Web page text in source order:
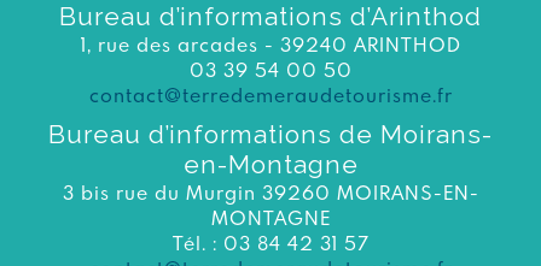
Bureau d’informations d’Arinthod
1, rue des arcades - 39240 ARINTHOD
03 39 54 00 50
contact@terredemeraudetourisme.fr
Bureau d’informations de Moirans-
en-Montagne
3 bis rue du Murgin 39260 MOIRANS-EN-
MONTAGNE
Tél. : 03 84 42 31 57